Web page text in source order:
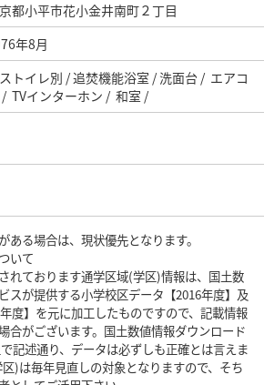
都小平市花小金井南町２丁目
年8月
トイレ別 / 追焚機能浴室 / 洗面台 / エアコ
/ TVインターホン / 和室 /
る場合は、現状優先となります。
いて
れております通学区域(学区)情報は、国土数
スが提供する小学校区データ【2016年度】及
度】を元に加工したものですので、記載情報
合がございます。国土数値情報ダウンロード
記述通り、データは必ずしも正確とは言えま
)は毎年見直しの対象となりますので、そち